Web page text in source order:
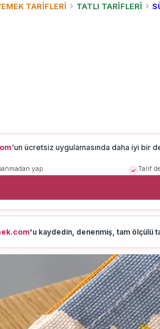
TARİFLERİ TATLI TARİFLERİ
'un ücretsiz uygulamasında daha iyi bir
yap Tarif
'u kaydedin, denenmiş, tam ölçülü